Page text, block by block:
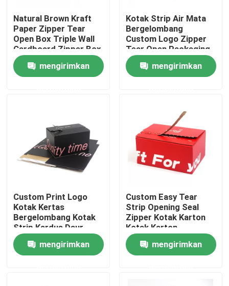
Produk
Video
Wisata pabrik
Kontrol kualitas
Hubungi kami
Quote request suatu
Natural Brown Kraft
Paper Zipper Tear
Open Box Triple Wall
Cardboard Zipper Box
mengirimkan
Kotak Strip Air Mata
Bergelombang
Custom Logo Zipper
Tear Open Packaging
Self Seal Box
mengirimkan
Custom Print Logo
Kotak Kertas
Bergelombang Kotak
Strip Kardus Daur
Ulang Karton Zipper
mengirimkan
Custom Easy Tear
Strip Opening Seal
Zipper Kotak Karton
Kotak Karton
Bergelombang
mengirimkan